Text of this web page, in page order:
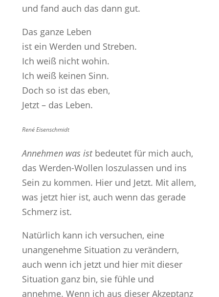
und fand auch das dann gut.
Das ganze Leben
ist ein Werden und Streben.
Ich weiß nicht wohin.
Ich weiß keinen Sinn.
Doch so ist das eben,
Jetzt – das Leben.
René Eisenschmidt
Annehmen was istbedeutet für mich auch,
das Werden-Wollen loszulassen und ins
Sein zu kommen. Hier und Jetzt. Mit allem,
was jetzt hier ist, auch wenn das gerade
Schmerz ist.
Natürlich kann ich versuchen, eine
unangenehme Situation zu verändern,
auch wenn ich jetzt und hier mit dieser
Situation ganz bin, sie fühle und
annehme. Wenn ich aus dieser Akzeptanz